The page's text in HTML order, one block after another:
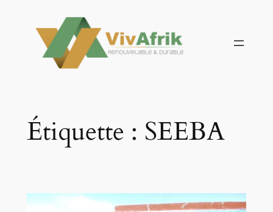
contenu
Étiquette : SEEBA